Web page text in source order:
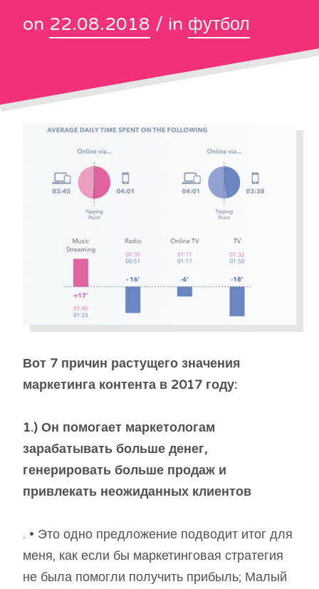
on 22.08.2018 / in футбол
Вот 7 причин растущего значения
маркетинга контента в 2017 году:
1.) Он помогает маркетологам
зарабатывать больше денег,
генерировать больше продаж и
привлекать неожиданных клиентов
. • Это одно предложение подводит итог для
меня, как если бы маркетинговая стратегия
не была помогли получить прибыль; Малый